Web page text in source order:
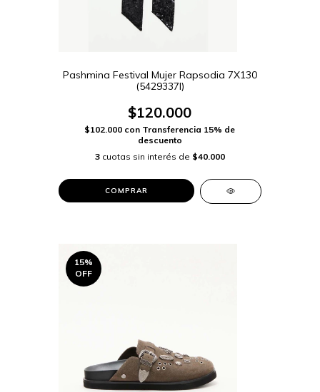
Pashmina Festival Mujer Rapsodia 7X130
(5429337I)
$120.000
$102.000 con Transferencia 15% de
descuento
3 cuotas sin interés de $40.000
COMPRAR
15%
OFF